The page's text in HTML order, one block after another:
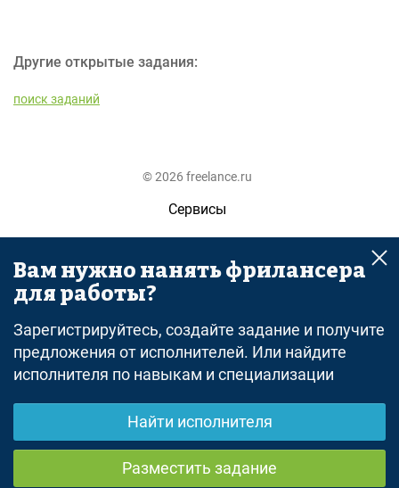
Другие открытые задания:
поиск заданий
© 2026 freelance.ru
Сервисы
Помощь
Поиск
Оферта
Политика конфиденциальности
Дисклеймер о ЗоЗПП
Отказ от ответственности
Вам нужно нанять фрилансера
для работы?
Зарегистрируйтесь, создайте задание и получите
предложения от исполнителей. Или найдите
исполнителя по навыкам и специализации
Найти исполнителя
Разместить задание